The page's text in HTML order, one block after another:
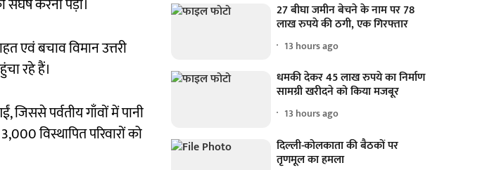
करना पड़ा।
एवं बचाव विमान उत्तरी
रहे हैं।
जिससे पर्वतीय गाँवों में पानी
विस्थापित परिवारों को
27 बीघा जमीन बेचने के नाम पर 78
लाख रुपये की ठगी, एक गिरफ्तार
13 hours ago
धमकी देकर 45 लाख रुपये का निर्माण
सामग्री खरीदने को किया मजबूर
13 hours ago
दिल्ली-कोलकाता की बैठकों पर
तृणमूल का हमला